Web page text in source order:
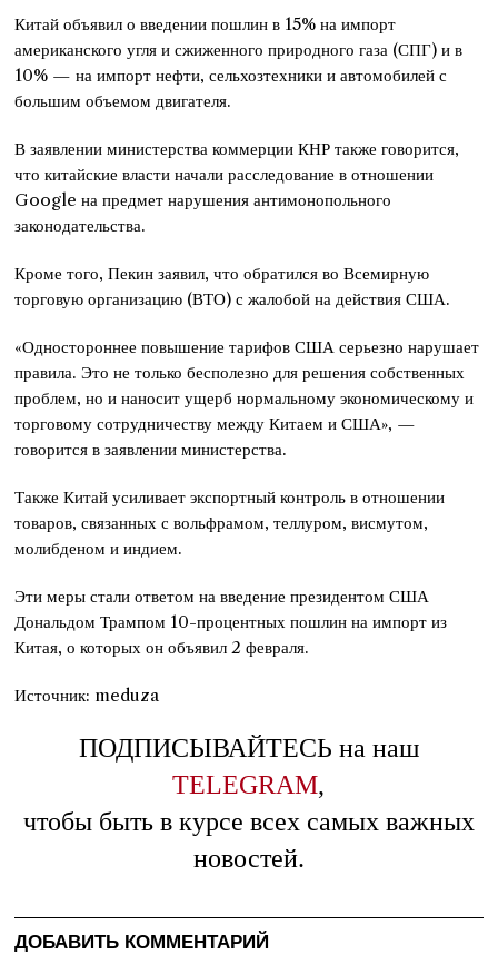
Китай объявил о введении пошлин в 15% на импорт
американского угля и сжиженного природного газа (СПГ) и в
10% — на импорт нефти, сельхозтехники и автомобилей с
большим объемом двигателя.
В заявлении министерства коммерции КНР также говорится,
что китайские власти начали расследование в отношении
Google на предмет нарушения антимонопольного
законодательства.
Кроме того, Пекин заявил, что обратился во Всемирную
торговую организацию (ВТО) с жалобой на действия США.
«Одностороннее повышение тарифов США серьезно нарушает
правила. Это не только бесполезно для решения собственных
проблем, но и наносит ущерб нормальному экономическому и
торговому сотрудничеству между Китаем и США», —
говорится в заявлении министерства.
Также Китай усиливает экспортный контроль в отношении
товаров, связанных с вольфрамом, теллуром, висмутом,
молибденом и индием.
Эти меры стали ответом на введение президентом США
Дональдом Трампом 10-процентных пошлин на импорт из
Китая, о которых он объявил 2 февраля.
Источник: meduza
ПОДПИСЫВАЙТЕСЬ на наш
TELEGRAM,
чтобы быть в курсе всех самых важных
новостей.
ДОБАВИТЬ КОММЕНТАРИЙ